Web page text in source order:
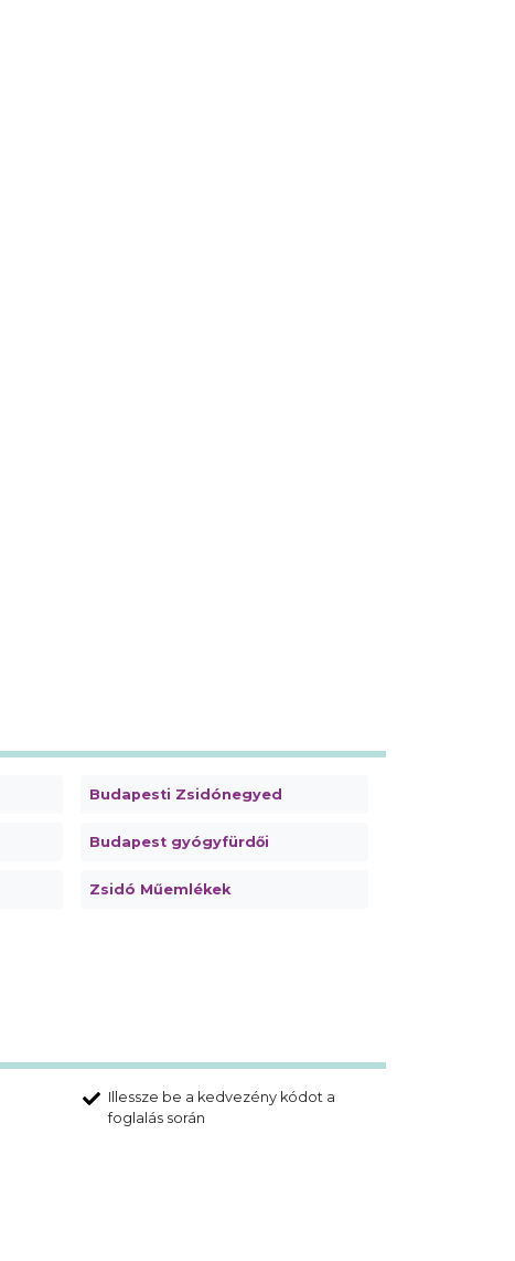
Budapesti Zsidónegyed
Budapest gyógyfürdői
Zsidó Műemlékek
Illessze be a kedvezény kódot a
foglalás során